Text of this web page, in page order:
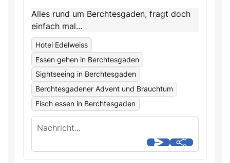
Alles rund um Berchtesgaden, fragt doch
einfach mal...
Hotel Edelweiss
Essen gehen in Berchtesgaden
Sightseeing in Berchtesgaden
Berchtesgadener Advent und Brauchtum
Fisch essen in Berchtesgaden